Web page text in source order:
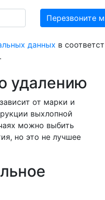
данных в
.
удалению
от марки и
выхлопной
можно выбить
но это не лучшее